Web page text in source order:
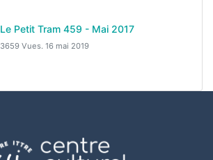
Le Petit Tram 459 - Mai 2017
3659 Vues. 16 mai 2019